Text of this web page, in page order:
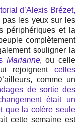
d’Alexis Brézet,
pas les yeux sur les
périphériques et la
complètement
souligner la
Marianne, ou celle
rejoignent celles
comme un
de sortie des
était un
que la colère seule
cette semaine est